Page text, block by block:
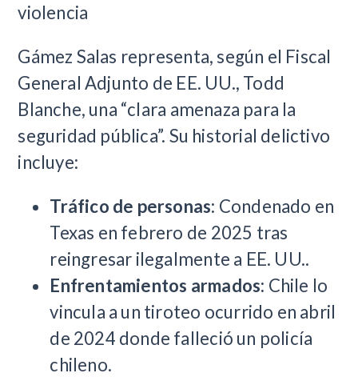
violencia
Gámez Salas representa, según el Fiscal
General Adjunto de EE. UU., Todd
Blanche, una “clara amenaza para la
seguridad pública”. Su historial delictivo
incluye:
Tráfico de personas: Condenado en
Texas en febrero de 2025 tras
reingresar ilegalmente a EE. UU..
Enfrentamientos armados: Chile lo
vincula a un tiroteo ocurrido en abril
de 2024 donde falleció un policía
chileno.